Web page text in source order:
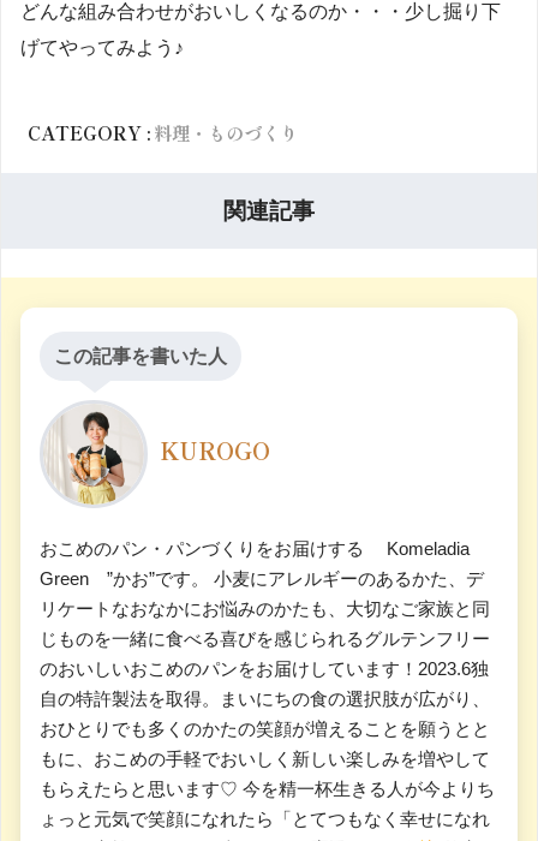
どんな組み合わせがおいしくなるのか・・・少し掘り下
げてやってみよう♪
CATEGORY :料理・ものづくり
関連記事
この記事を書いた人
KUROGO
おこめのパン・パンづくりをお届けする Komeladia
Green ”かお”です。 小麦にアレルギーのあるかた、デ
リケートなおなかにお悩みのかたも、大切なご家族と同
じものを一緒に食べる喜びを感じられるグルテンフリー
のおいしいおこめのパンをお届けしています！2023.6独
自の特許製法を取得。まいにちの食の選択肢が広がり、
おひとりでも多くのかたの笑顔が増えることを願うとと
もに、おこめの手軽でおいしく新しい楽しみを増やして
もらえたらと思います♡ 今を精一杯生きる人が今よりち
ょっと元気で笑顔になれたら「とてつもなく幸せになれ